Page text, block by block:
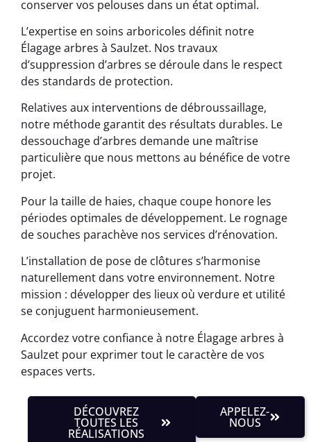
conserver vos pelouses dans un état optimal.
L’expertise en soins arboricoles définit notre
Élagage arbres à Saulzet. Nos travaux
d’suppression d’arbres se déroule dans le respect
des standards de protection.
Relatives aux interventions de débroussaillage,
notre méthode garantit des résultats durables. Le
dessouchage d’arbres demande une maîtrise
particulière que nous mettons au bénéfice de votre
projet.
Pour la taille de haies, chaque coupe honore les
périodes optimales de développement. Le rognage
de souches parachève nos services d’rénovation.
L’installation de pose de clôtures s’harmonise
naturellement dans votre environnement. Notre
mission : développer des lieux où verdure et utilité
se conjuguent harmonieusement.
Accordez votre confiance à notre Élagage arbres à
Saulzet pour exprimer tout le caractère de vos
espaces verts.
DÉCOUVREZ
TOUTES LES
RÉALISATIONS
APPELEZ-
NOUS